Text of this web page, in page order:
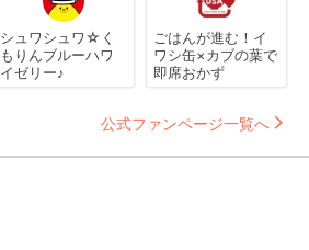
シュワシュワ☆く
もりんブルーハワ
イゼリー♪
ごはんが進む！イ
ワシ缶×カブの葉で
即席おかず
公式ファンページ一覧へ